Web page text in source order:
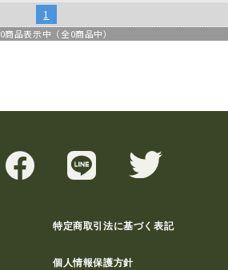
1
0商品表示中（全0商品中）
特定商取引法に基づく表記
個人情報保護方針